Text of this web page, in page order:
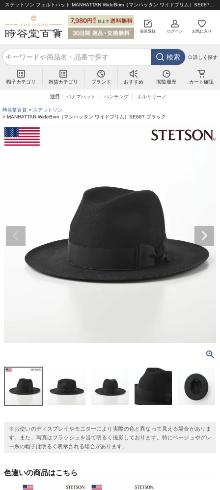
会員登録 ログイン お気に入り
検索 詳しく探す
帽子カテゴリ 雑貨カテゴリ ブランド おすすめ 閲覧履歴 カート確認
注目 パナマハット ハンチング ボルサリーノ
時谷堂百貨
ステットソン
MANHATTAN WideBrim（マンハッタン ワイドブリム）SE687 ブラック
※お使いのディスプレイやモニターにより実際の色と異なって見える場合がありま
す。また、写真はフラッシュを当て明るく撮影しております。特にベージュやグレ
ー系の帽子は明るく表示される場合があります。
色違いの商品はこちら